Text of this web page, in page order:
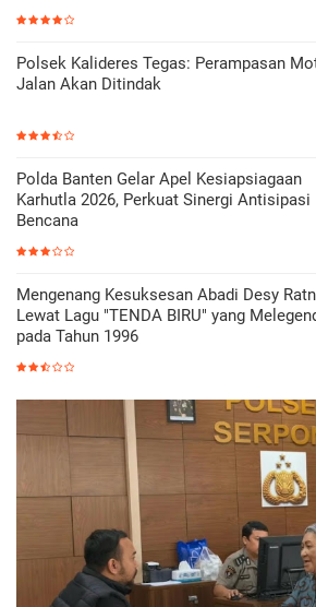
Polsek Kalideres Tegas: Perampasan
Jalan Akan Ditindak
Polda Banten Gelar Apel Kesiapsiagaan
Karhutla 2026, Perkuat Sinergi Antisipasi
Bencana
Mengenang Kesuksesan Abadi Desy
Lewat Lagu "TENDA BIRU" yang
pada Tahun 1996